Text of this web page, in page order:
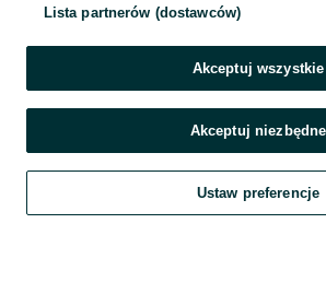
Szukaj Obserwujesz Dodaj
Lista partnerów (dostawców)
Akceptuj wszystkie
Akceptuj niezbędne
Ustaw preferencje